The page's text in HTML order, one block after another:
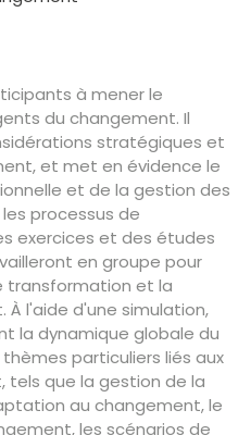
à mener le
du changement. Il
stratégiques et
et met en évidence le
et de la gestion des
processus de
exercices et des études
en groupe pour
transformation et la
l'aide d'une simulation,
la dynamique globale du
particuliers liés aux
tels que la gestion de la
au changement, le
les scénarios de